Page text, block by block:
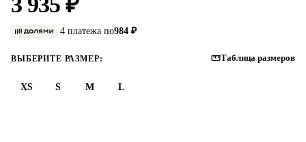
4 платежа по984 ₽
ВЫБЕРИТЕ РАЗМЕР: Таблица размеров
XS S M L